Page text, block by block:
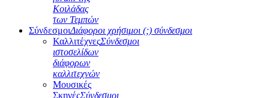
Κοιλάδας
των Τεμπών
ΣύνδεσμοιΔιάφοροι χρήσιμοι (;) σύνδεσμοι
ΚαλλιτέχνεςΣύνδεσμοι
ιστοσελίδων
διάφορων
καλλιτεχνών
Μουσικές
ΣκηνέςΣύνδεσμοι